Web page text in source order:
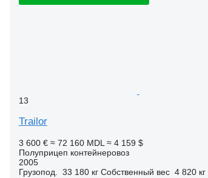
13
Trailor
3 600 € ≈ 72 160 MDL ≈ 4 159 $
Полуприцеп контейнеровоз
2005
Грузопод.
33 180 кг Собственный вес 4 820 кг